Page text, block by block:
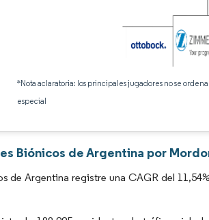
*Nota aclaratoria: los principales jugadores no se
especial
Biónicos de Argentina por
de Argentina registre una CAGR del